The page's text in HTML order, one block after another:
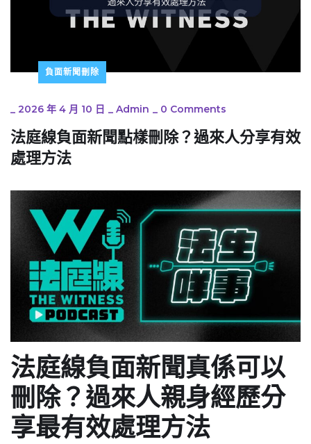
負面新聞刪除
_ 2026 年 4 月 10 日 _ Admin _ 0 Comments
法庭線負面新聞點樣刪除？過來人分享有效
處理方法
法庭線負面新聞真係可以
刪除？過來人親身經歷分
享最有效處理方法